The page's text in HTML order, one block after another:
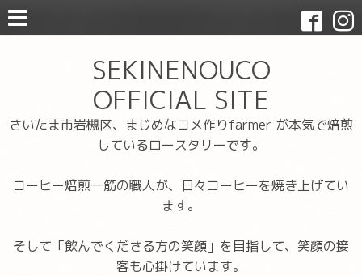
SEKINENOUCO
OFFICIAL SITE
さいたま市岩槻区、まじめなコメ作りfarmer が本気で焙煎
しているロースタリーです。
コーヒー焙煎一筋の職人が、日々コーヒーを焼き上げてい
ます。
そして「飲んでくださる方の笑顔」を目指して、笑顔の接
客も心掛けています。